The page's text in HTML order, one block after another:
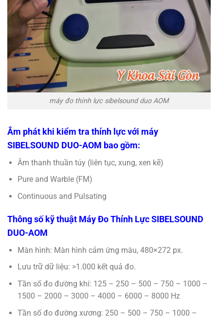
máy đo thính lực sibelsound duo AOM
Âm phát khi kiểm tra thính lực với máy
SIBELSOUND DUO-AOM bao gồm:
Âm thanh thuần túy (liên tục, xung, xen kẽ)
Pure and Warble (FM)
Continuous and Pulsating
Thông số kỹ thuật Máy Đo Thính Lực SIBELSOUND
DUO-AOM
Màn hình: Màn hình cảm ứng màu, 480×272 px.
Lưu trữ dữ liệu: >1.000 kết quả đo.
Tần số đo đường khí: 125 – 250 – 500 – 750 – 1000 –
1500 – 2000 – 3000 – 4000 – 6000 – 8000 Hz
Tần số đo đường xương: 250 – 500 – 750 – 1000 –